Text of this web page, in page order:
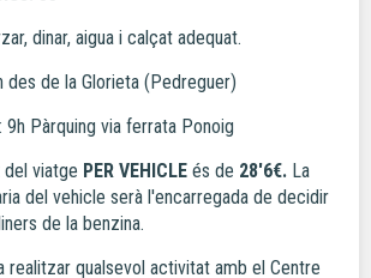
dinar, aigua i calçat adequat.
des de la Glorieta (Pedreguer)
Pàrquing via ferrata Ponoig
viatge PER VEHICLE és de 28'6€. La
del vehicle serà l'encarregada de decidir
de la benzina.
realitzar qualsevol activitat amb el Centre